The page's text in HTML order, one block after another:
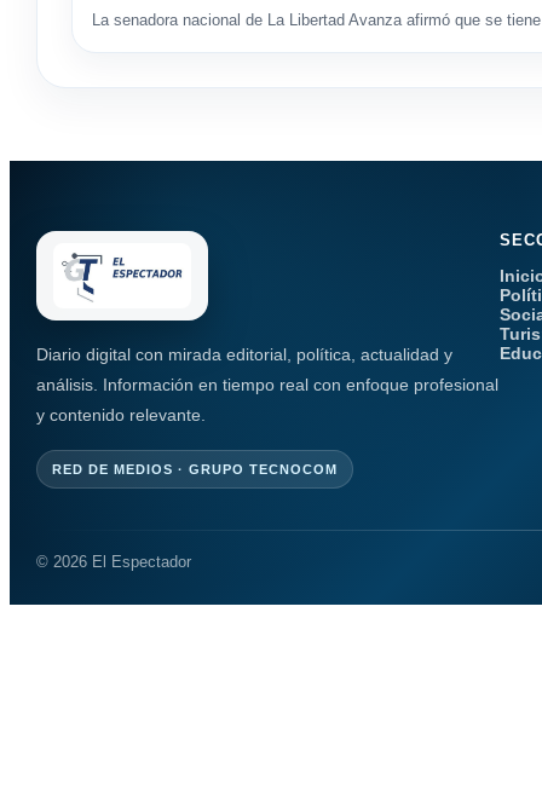
La senadora nacional de La Libertad Avanza afirmó que se
Diario digital con mirada editorial, política, actualidad y
análisis. Información en tiempo real con enfoque profesional
y contenido relevante.
RED DE MEDIOS · GRUPO TECNOCOM
© 2026 El Espectador